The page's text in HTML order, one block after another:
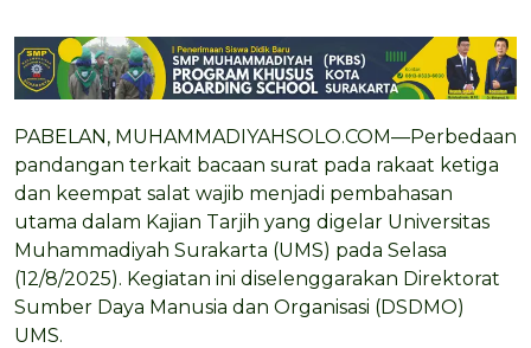
PABELAN, MUHAMMADIYAHSOLO.COM—Perbedaan
pandangan terkait bacaan surat pada rakaat ketiga
dan keempat salat wajib menjadi pembahasan
utama dalam Kajian Tarjih yang digelar Universitas
Muhammadiyah Surakarta (UMS) pada Selasa
(12/8/2025). Kegiatan ini diselenggarakan Direktorat
Sumber Daya Manusia dan Organisasi (DSDMO)
UMS.